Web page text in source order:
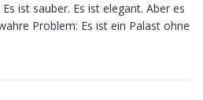
ist sauber. Es ist elegant. Aber es
Problem: Es ist ein Palast ohne